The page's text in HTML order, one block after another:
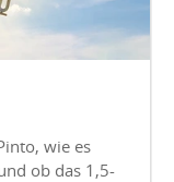
wie es
ob das 1,5-